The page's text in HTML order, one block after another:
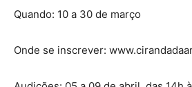
Quando: 10 a 30 de março
Onde se inscrever: